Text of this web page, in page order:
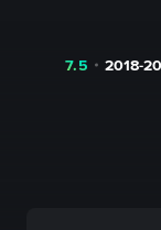
7.5 2018-